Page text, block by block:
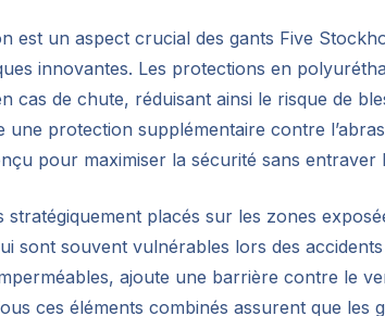
est un aspect crucial des gants Five
innovantes. Les protections en
cas de chute, réduisant ainsi le risque de
une protection supplémentaire contre
pour maximiser la sécurité sans
stratégiquement placés sur les zones
sont souvent vulnérables lors des
ajoute une barrière contre le
ces éléments combinés assurent que